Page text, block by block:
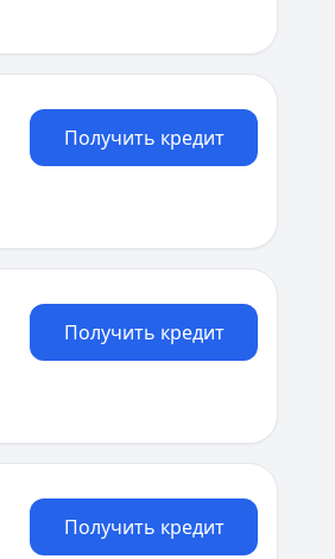
ИП, Финансовая
Получить кредит
Получить кредит
Получить кредит